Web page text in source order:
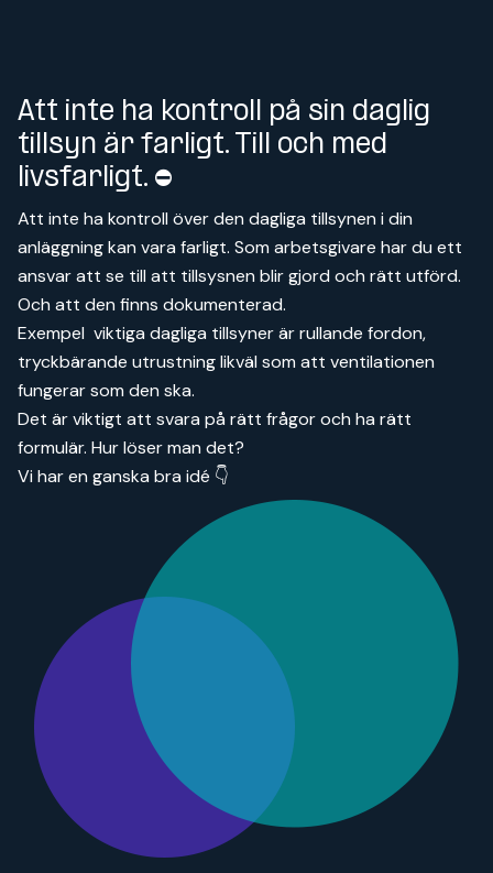
Att inte ha kontroll på sin daglig
tillsyn är farligt. Till och med
livsfarligt. ⛔
Att inte ha kontroll över den dagliga tillsynen i din
anläggning kan vara farligt. Som arbetsgivare har du ett
ansvar att se till att tillsysnen blir gjord och rätt utförd.
Och att den finns dokumenterad.
Exempel viktiga dagliga tillsyner är rullande fordon,
tryckbärande utrustning likväl som att ventilationen
fungerar som den ska.
Det är viktigt att svara på rätt frågor och ha rätt
formulär. Hur löser man det?
Vi har en ganska bra idé 👇